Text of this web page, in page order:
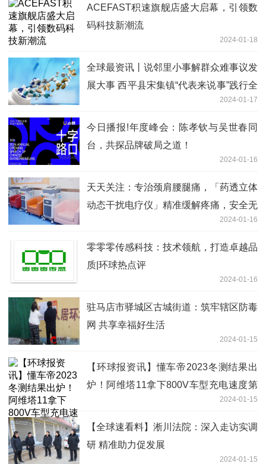
ACEFAST积速旗舰店盛大启幕，引领数
码科技新潮流
2024-01-18
全球最资讯丨​说邻里小事解群众难事议发
展大事 西平县宋集镇“代表来说事”践行全
2024-01-17
今日播报!年度峰会：陈孝钦与吴世春同
台，共探品牌破局之道！
2024-01-16
天天关注：专治颈肩腰腿痛，「药透立体
动态干扰电疗仪」精准缓解疼痛，安全无
2024-01-16
零零零传感科技：技术领航，打造卓越品
质|环球热点评
2024-01-16
驻马店市驿城区古城街道：筑牢辖区防毒
网 共享幸福好生活
2024-01-15
【环球报资讯】懂车帝2023冬测结果出
炉！阿维塔11拿下800V车型充电速度第
2024-01-15
【全球速看料】淅川法院：深入走访实调
研 精准助力促发展
2024-01-15